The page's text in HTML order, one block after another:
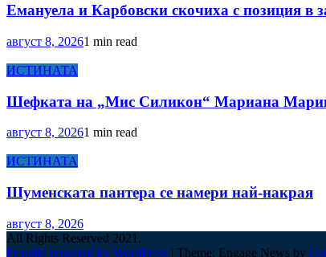
Емануела и Карбовски скочиха с позиция в
август 8, 20261 min read
ИСТИНАТА
Шефката на „Мис Силикон“ Мариана
август 8, 20261 min read
ИСТИНАТА
Шуменската пантера се намери най-накрая
август 8, 2026
All Rights Reserved 2021.
Proudly powered by WordPress | Theme: Engage News by